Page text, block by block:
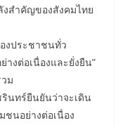
งสำคัญของสังคมไทย
งประชาชนทั่ว
างต่อเนื่องและยั่งยืน”
ม
นทร์ยืนยันว่าจะเดิน
ชนอย่างต่อเนื่อง